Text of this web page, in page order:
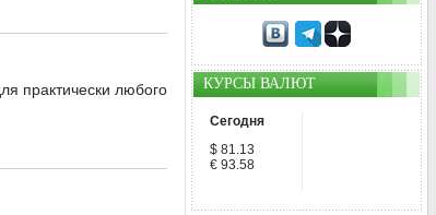
практически любого
КУРСЫ ВАЛЮТ
Сегодня
$ 81.13
€ 93.58